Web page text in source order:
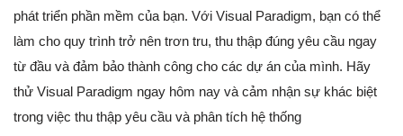
phát triển phần mềm của bạn. Với Visual Paradigm, bạn có thể
làm cho quy trình trở nên trơn tru, thu thập đúng yêu cầu ngay
từ đầu và đảm bảo thành công cho các dự án của mình. Hãy
thử Visual Paradigm ngay hôm nay và cảm nhận sự khác biệt
trong việc thu thập yêu cầu và phân tích hệ thống